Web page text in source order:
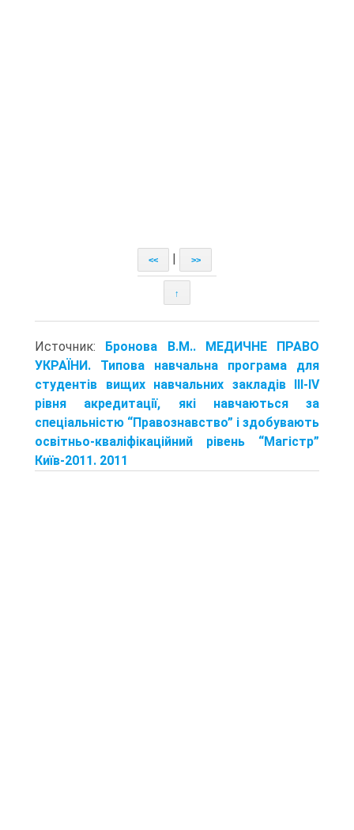
<< >>
↑
Источник: Бронова В.М.. МЕДИЧНЕ ПРАВО
УКРАЇНИ. Типова навчальна програма для
студентів вищих навчальних закладів III-IV
рівня акредитації, які навчаються за
спеціальністю “Правознавство” і здобувають
освітньо-кваліфікаційний рівень “Магістр”
Київ-2011. 2011